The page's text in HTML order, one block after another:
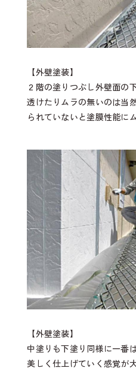
【外壁塗装】
２階の塗りつぶし外壁面の
透けたりムラの無いのは当
られていないと塗膜性能に
【外壁塗装】
中塗りも下塗り同様に一番
美しく仕上げていく感覚が